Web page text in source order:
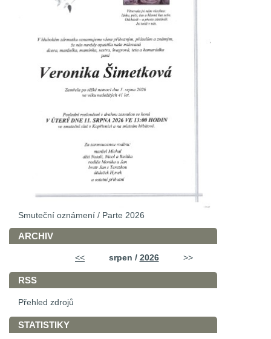
Smuteční oznámení / Parte 2026
ARCHIV
<< srpen / 2026 >>
RSS
Přehled zdrojů
STATISTIKY